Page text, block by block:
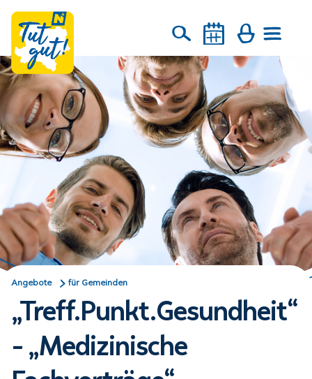
Angebote für Gemeinden
„Treff.Punkt.Gesundheit“
- „Medizinische